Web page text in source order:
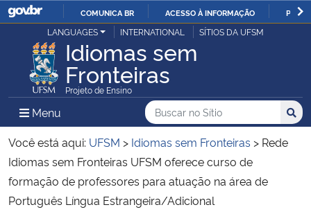
IR
PARA
O
COMUNICA BR ACESSO À INFORMAÇÃO
Ministério da Justiça e Segurança Pública
Ministério da Defesa
Ministério das Relações Exteriores
Ministério da Economia
Ministério da Infraestrutura
LANGUAGES INTERNATIONAL SÍTIOS DA UFSM
Idiomas sem
Fronteiras
Projeto de Ensino
Menu Menu Principal do Sítio
Busca
Buscar no no Sítio
Busca:
Você está aqui: UFSM > Idiomas sem Fronteiras > Rede
Idiomas sem Fronteiras UFSM oferece curso de
formação de professores para atuação na área de
Português Língua Estrangeira/Adicional